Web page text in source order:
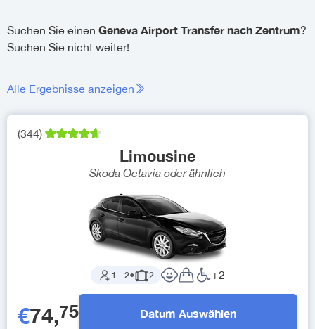
Suchen Sie einen Geneva Airport Transfer nach Zentrum?
Suchen Sie nicht weiter!
Alle Ergebnisse anzeigen
(344)
Limousine
Skoda Octavia oder ähnlich
1 - 2● 2 +2
€74,75 Datum Auswählen